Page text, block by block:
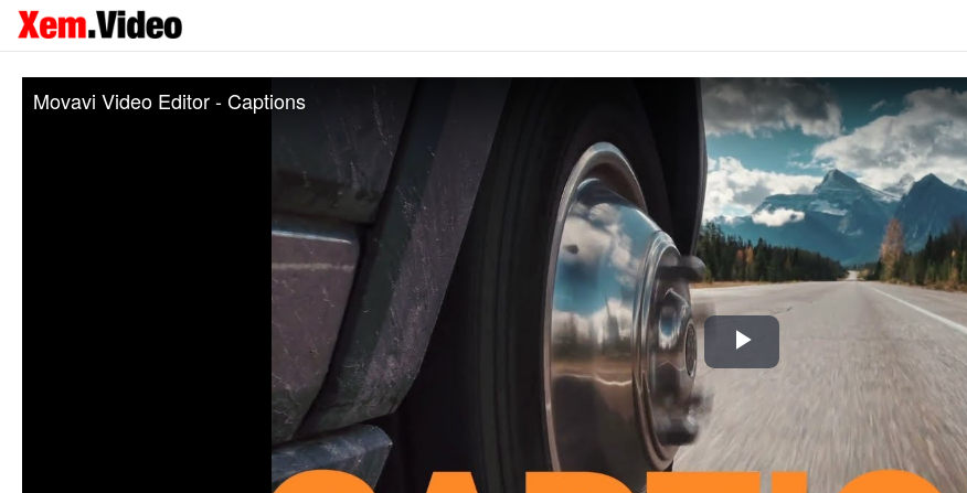
Play
Video
Movavi Video Editor - Captions